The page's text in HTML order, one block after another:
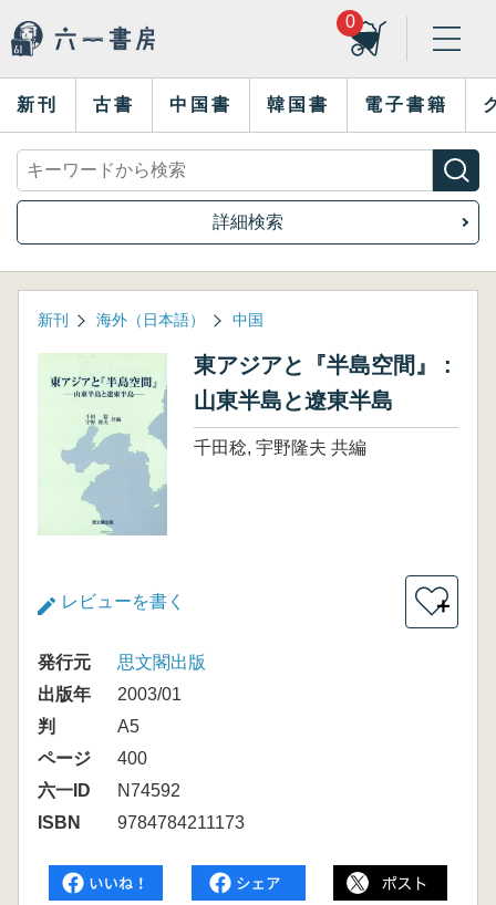
0
新刊 古書 中国書 韓国書 電子書籍
詳細検索
新刊 海外（日本語） 中国
東アジアと『半島空間』 :
山東半島と遼東半島
千田稔, 宇野隆夫 共編
レビューを書く ＋
発行元
思文閣出版
出版年
2003/01
判
A5
ページ
400
六一ID
N74592
ISBN
9784784211173